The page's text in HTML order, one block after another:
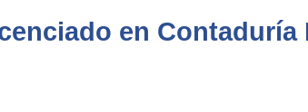
en Contaduría